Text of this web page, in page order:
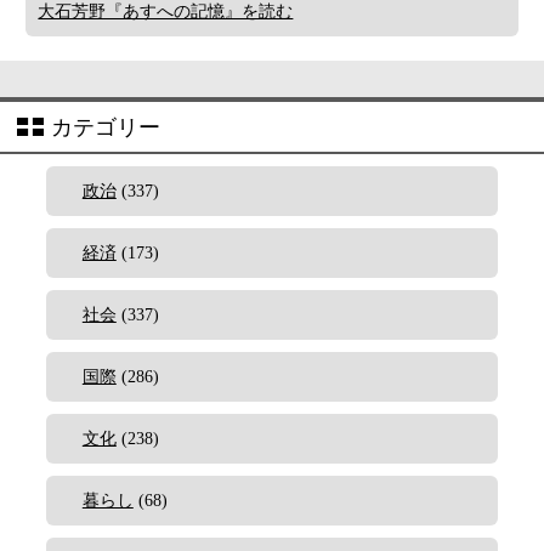
大石芳野『あすへの記憶』を読む
カテゴリー
政治(337)
経済(173)
社会(337)
国際 (286)
文化(238)
暮らし (68)